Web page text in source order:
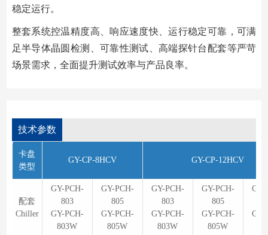
稳定运行。
整套系统控温精度高、响应速度快、运行稳定可靠，可满
足半导体晶圆检测、可靠性测试、高端探针台配套等严苛
场景需求，全面提升测试效率与产品良率。
技术参数
卡盘
类型
GY-CP-8HCV GY-CP-12HCV
配套
Chiller
GY-PCH-
803
GY-PCH-
803W
GY-PCH-
805
GY-PCH-
805W
GY-PCH-
803
GY-PCH-
803W
GY-PCH-
805
GY-PCH-
805W
GY-
GY-